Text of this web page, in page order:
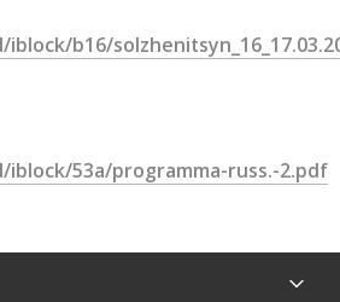
b16/
53a/programma-russ.-2.pdf